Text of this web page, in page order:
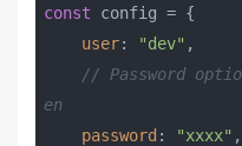
const config = {
user: "dev" ,
// Password
en
password : "xxxx" ,